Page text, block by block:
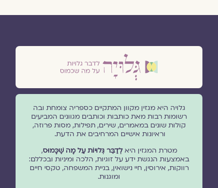
גלויה היא מגזין מקוון המתקיים כספריה צומחת ובה
רשומות רבות מאת כותבות וכותבים מגוונים המביעים
קולות שונים במאמרים, שירים, תפילות, מסות פרוזה,
וראיונות אישיים המרחיבים את הדעת.
מטרת המגזין היאלְדַבֵּר גְּלוּיוֹת עַל מָה שֶׁכָּמוּס,
באמצעות הנגשת ידע על זוגיות, הלכה ומיניות ובכללם:
רווקות, אירוסין, חיי נישואין, בניית המשפחה, טקסי חיים
ומוגנוּת.